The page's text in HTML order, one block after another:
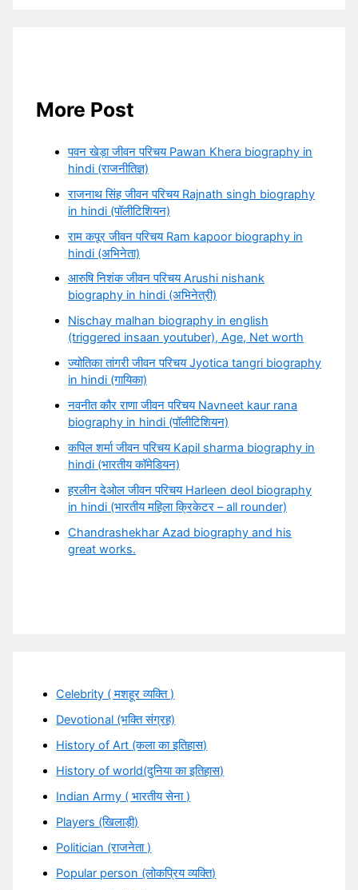
More Post
पवन खेड़ा जीवन परिचय Pawan Khera biography in
hindi (राजनीतिज्ञ)
राजनाथ सिंह जीवन परिचय Rajnath singh biography
in hindi (पॉलीटिशियन)
राम कपूर जीवन परिचय Ram kapoor biography in
hindi (अभिनेता)
आरुषि निशंक जीवन परिचय Arushi nishank
biography in hindi (अभिनेत्री)
Nischay malhan biography in english
(triggered insaan youtuber), Age, Net worth
ज्योतिका तांगरी जीवन परिचय Jyotica tangri biography
in hindi (गायिका)
नवनीत कौर राणा जीवन परिचय Navneet kaur rana
biography in hindi (पॉलीटिशियन)
कपिल शर्मा जीवन परिचय Kapil sharma biography in
hindi (भारतीय कॉमेडियन)
हरलीन देओल जीवन परिचय Harleen deol biography
in hindi (भारतीय महिला क्रिकेटर – all rounder)
Chandrashekhar Azad biography and his
great works.
Celebrity ( मशहूर व्यक्ति )
Devotional (भक्ति संग्रह)
History of Art (कला का इतिहास)
History of world(दुनिया का इतिहास)
Indian Army ( भारतीय सेना )
Players (खिलाड़ी)
Politician (राजनेता )
Popular person (लोकप्रिय व्यक्ति)